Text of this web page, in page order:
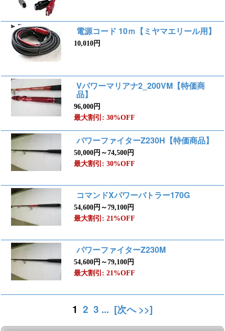
電源コード 10ｍ【ミヤマエリール用】
10,010円
Vパワーマリアナ2_200VM【特価商
品】
96,000円
最大割引: 30%OFF
パワーファイターZ230H【特価商品】
50,000円～74,500円
最大割引: 30%OFF
コマンドXパワーバトラー170G
54,600円～79,100円
最大割引: 21%OFF
パワーファイターZ230M
54,600円～79,100円
最大割引: 21%OFF
1 2 3 ... [次へ >>]